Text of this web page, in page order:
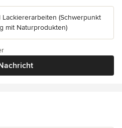
(Schwerpunkt
mit Naturprodukten)